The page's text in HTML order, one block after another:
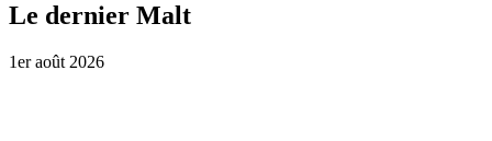
Le dernier Malt
1er août 2026